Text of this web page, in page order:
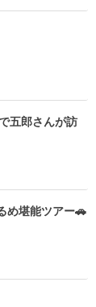
五郎さんが訪
め堪能ツアー🚗